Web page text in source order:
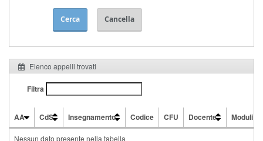
Cerca Cancella
Elenco appelli trovati
Filtra
AA CdS Insegnamento Codice CFU Docente
Moduli
Nessun dato presente nella tabella